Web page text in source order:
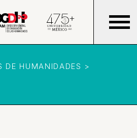
DE HUMANIDADES >